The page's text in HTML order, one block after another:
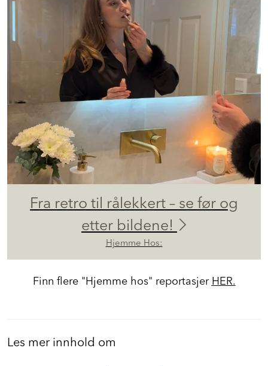
Fra retro til rålekkert – se før og
etter bildene!
Hjemme Hos:
Finn flere "Hjemme hos" reportasjer HER.
Les mer innhold om